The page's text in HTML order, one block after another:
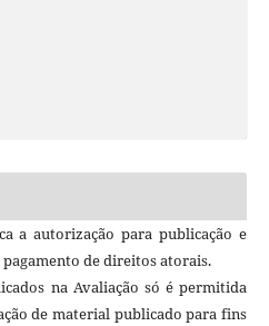
a autorização para publicação e
de direitos atorais.
na Avaliação só é permitida
de material publicado para fins